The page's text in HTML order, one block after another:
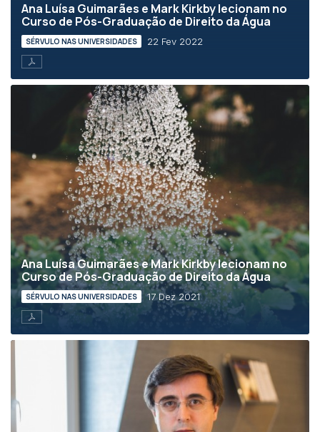
Ana Luísa Guimarães e Mark Kirkby lecionam no
Curso de Pós-Graduação de Direito da Água
SÉRVULO NAS UNIVERSIDADES 22 Fev 2022
Ana Luísa Guimarães e Mark Kirkby lecionam no
Curso de Pós-Graduação de Direito da Água
SÉRVULO NAS UNIVERSIDADES 17 Dez 2021